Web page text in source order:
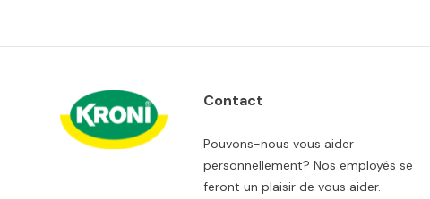
Contact
Pouvons-nous vous aider
personnellement? Nos employés se
feront un plaisir de vous aider.